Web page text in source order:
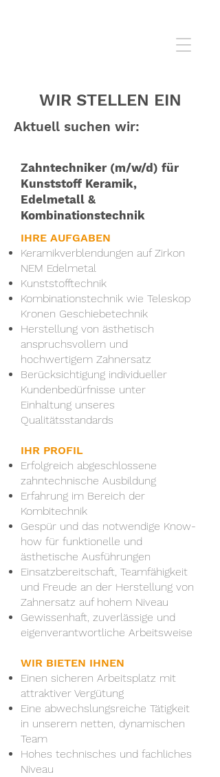
WIR STELLEN EIN
Aktuell suchen wir:
Zahntechniker (m/w/d) für
Kunststoff Keramik,
Edelmetall &
Kombinationstechnik
IHRE AUFGABEN
Keramikverblendungen auf Zirkon
NEM Edelmetal
Kunststofftechnik
Kombinationstechnik wie Teleskop
Kronen Geschiebetechnik
Herstellung von ästhetisch
anspruchsvollem und
hochwertigem Zahnersatz
Berücksichtigung individueller
Kundenbedürfnisse unter
Einhaltung unseres
Qualitätsstandards
IHR PROFIL
Erfolgreich abgeschlossene
zahntechnische Ausbildung
Erfahrung im Bereich der
Kombitechnik
Gespür und das notwendige Know-
how für funktionelle und
ästhetische Ausführungen
Einsatzbereitschaft, Teamfähigkeit
und Freude an der Herstellung von
Zahnersatz auf hohem Niveau
Gewissenhaft, zuverlässige und
eigenverantwortliche Arbeitsweise
WIR BIETEN IHNEN
Einen sicheren Arbeitsplatz mit
attraktiver Vergütung
Eine abwechslungsreiche Tätigkeit
in unserem netten, dynamischen
Team
Hohes technisches und fachliches
Niveau